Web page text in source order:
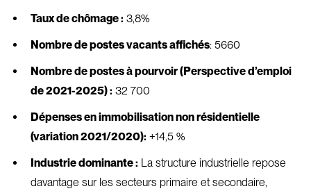
Taux de chômage : 3,8%
Nombre de postes vacants affichés: 5660
Nombre de postes à pourvoir (Perspective d’emploi
de 2021-2025) : 32 700
Dépenses en immobilisation non résidentielle
(variation 2021/2020): +14,5 %
Industrie dominante : La structure industrielle repose
davantage sur les secteurs primaire et secondaire,